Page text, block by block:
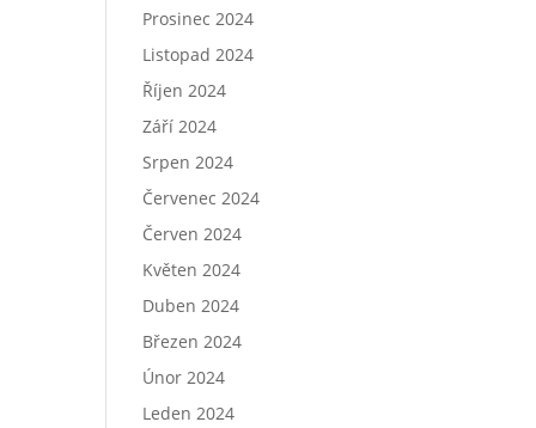
Prosinec 2024
Listopad 2024
Říjen 2024
Září 2024
Srpen 2024
Červenec 2024
Červen 2024
Květen 2024
Duben 2024
Březen 2024
Únor 2024
Leden 2024